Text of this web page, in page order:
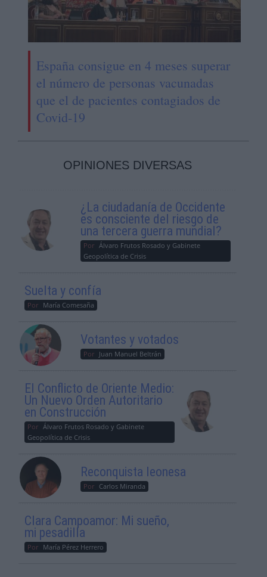
España consigue en 4 meses superar
el número de personas vacunadas
que el de pacientes contagiados de
Covid-19
OPINIONES DIVERSAS
¿La ciudadanía de Occidente
es consciente del riesgo de
una tercera guerra mundial?
Por Álvaro Frutos Rosado y Gabinete
Geopolítica de Crisis
Suelta y confía
Por María Comesaña
Votantes y votados
Por Juan Manuel Beltrán
El Conflicto de Oriente Medio:
Un Nuevo Orden Autoritario
en Construcción
Por Álvaro Frutos Rosado y Gabinete
Geopolítica de Crisis
Reconquista leonesa
Por Carlos Miranda
Clara Campoamor: Mi sueño,
mi pesadilla
Por María Pérez Herrero